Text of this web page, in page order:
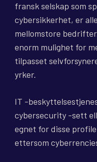
fransk selskap som
cybersikkerhet, er
mellomstore
enorm mulighet for
tilpasset
yrker.
IT -
cybersecurity -sett
egnet for disse
ettersom